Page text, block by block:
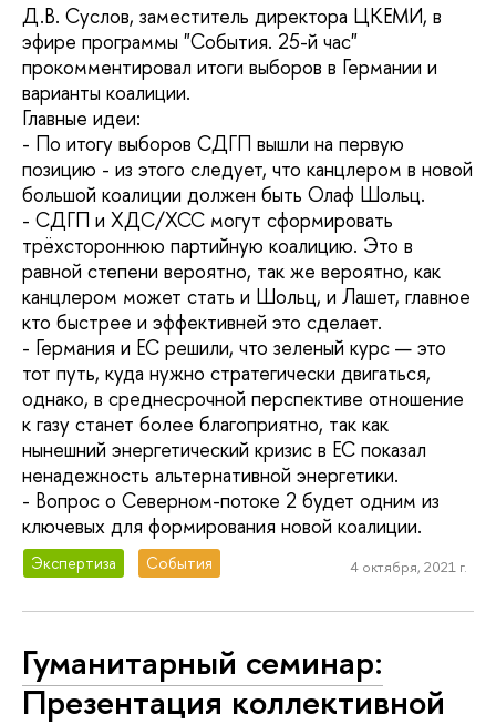
Д.В. Суслов, заместитель директора ЦКЕМИ, в
эфире программы "События. 25-й час"
прокомментировал итоги выборов в Германии и
варианты коалиции.
Главные идеи:
- По итогу выборов СДГП вышли на первую
позицию - из этого следует, что канцлером в новой
большой коалиции должен быть Олаф Шольц.
- СДГП и ХДС/ХСС могут сформировать
трёхстороннюю партийную коалицию. Это в
равной степени вероятно, так же вероятно, как
канцлером может стать и Шольц, и Лашет, главное
кто быстрее и эффективней это сделает.
- Германия и ЕС решили, что зеленый курс — это
тот путь, куда нужно стратегически двигаться,
однако, в среднесрочной перспективе отношение
к газу станет более благоприятно, так как
нынешний энергетический кризис в ЕС показал
ненадежность альтернативной энергетики.
- Вопрос о Северном-потоке 2 будет одним из
ключевых для формирования новой коалиции.
Экспертиза События 4 октября, 2021 г.
Гуманитарный семинар:
Презентация коллективной